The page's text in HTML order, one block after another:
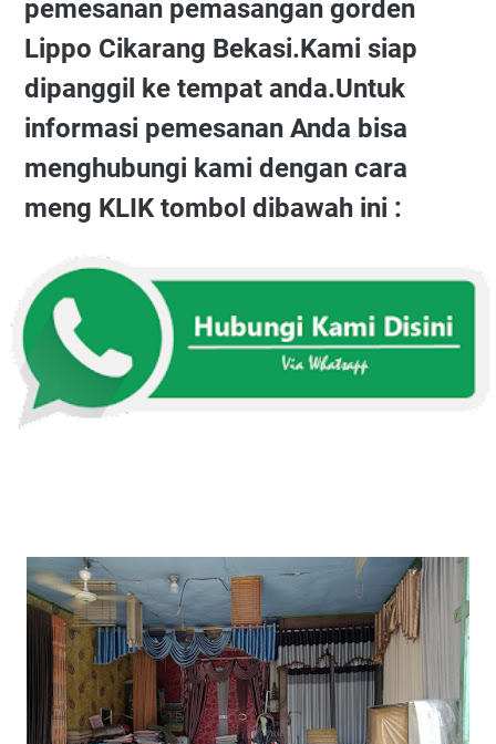
pemesanan pemasangan gorden
Lippo Cikarang Bekasi.Kami siap
dipanggil ke tempat anda.Untuk
informasi pemesanan Anda bisa
menghubungi kami dengan cara
meng KLIK tombol dibawah ini :